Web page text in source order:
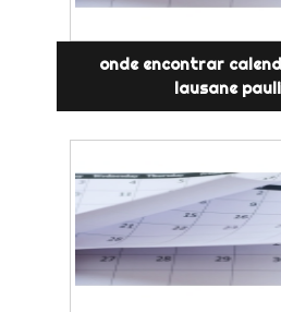
onde encontrar
lausane